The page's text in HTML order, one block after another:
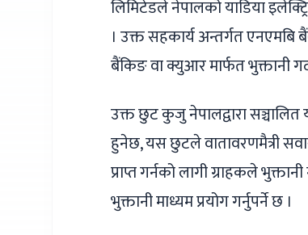
लिमिटेडले नेपालको याडिया
। उक्त सहकार्य अन्तर्गत एनएमबि
बैंकिङ वा क्युआर मार्फत भुक्तानी
उक्त छुट कुजु नेपालद्वारा
हुनेछ, यस छुटले वातावरणमैत्री
प्राप्त गर्नको लागी ग्राहकले
भुक्तानी माध्यम प्रयोग गर्नुपर्ने छ ।